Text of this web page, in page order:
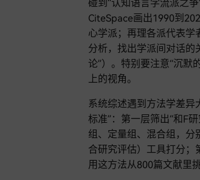
碰到“认知语言学流派之
CiteSpace画出1990到
心学派；再理各派代表学
分析，找出学派间对话的
论”）。特别要注意“沉
上的视角。
系统综述遇到方法学差异
标准”：第一层筛出“和F
组、定量组、混合组，分
合研究评估）工具打分；
用这方法从800篇文献里